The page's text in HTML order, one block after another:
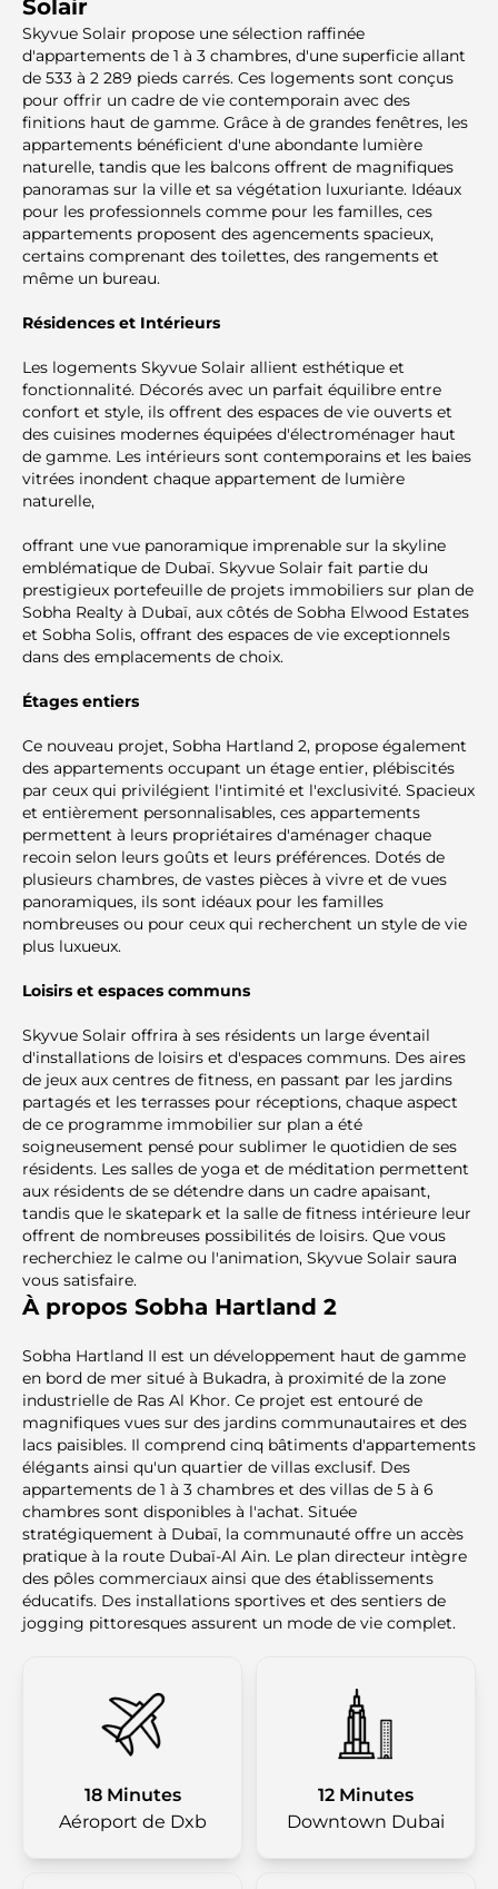
Solair
Skyvue Solair propose une sélection raffinée
d'appartements de 1 à 3 chambres, d'une superficie allant
de 533 à 2 289 pieds carrés. Ces logements sont conçus
pour offrir un cadre de vie contemporain avec des
finitions haut de gamme. Grâce à de grandes fenêtres, les
appartements bénéficient d'une abondante lumière
naturelle, tandis que les balcons offrent de magnifiques
panoramas sur la ville et sa végétation luxuriante. Idéaux
pour les professionnels comme pour les familles, ces
appartements proposent des agencements spacieux,
certains comprenant des toilettes, des rangements et
même un bureau.
Résidences et Intérieurs
Les logements Skyvue Solair allient esthétique et
fonctionnalité. Décorés avec un parfait équilibre entre
confort et style, ils offrent des espaces de vie ouverts et
des cuisines modernes équipées d'électroménager haut
de gamme. Les intérieurs sont contemporains et les baies
vitrées inondent chaque appartement de lumière
naturelle,
offrant une vue panoramique imprenable sur la skyline
emblématique de Dubaï. Skyvue Solair fait partie du
prestigieux portefeuille de projets immobiliers sur plan de
Sobha Realty à Dubaï, aux côtés de Sobha Elwood Estates
et Sobha Solis, offrant des espaces de vie exceptionnels
dans des emplacements de choix.
Étages entiers
Ce nouveau projet, Sobha Hartland 2, propose également
des appartements occupant un étage entier, plébiscités
par ceux qui privilégient l'intimité et l'exclusivité. Spacieux
et entièrement personnalisables, ces appartements
permettent à leurs propriétaires d'aménager chaque
recoin selon leurs goûts et leurs préférences. Dotés de
plusieurs chambres, de vastes pièces à vivre et de vues
panoramiques, ils sont idéaux pour les familles
nombreuses ou pour ceux qui recherchent un style de vie
plus luxueux.
Loisirs et espaces communs
Skyvue Solair offrira à ses résidents un large éventail
d'installations de loisirs et d'espaces communs. Des aires
de jeux aux centres de fitness, en passant par les jardins
partagés et les terrasses pour réceptions, chaque aspect
de ce programme immobilier sur plan a été
soigneusement pensé pour sublimer le quotidien de ses
résidents. Les salles de yoga et de méditation permettent
aux résidents de se détendre dans un cadre apaisant,
tandis que le skatepark et la salle de fitness intérieure leur
offrent de nombreuses possibilités de loisirs. Que vous
recherchiez le calme ou l'animation, Skyvue Solair saura
vous satisfaire.
À propos Sobha Hartland 2
Sobha Hartland II est un développement haut de gamme
en bord de mer situé à Bukadra, à proximité de la zone
industrielle de Ras Al Khor. Ce projet est entouré de
magnifiques vues sur des jardins communautaires et des
lacs paisibles. Il comprend cinq bâtiments d'appartements
élégants ainsi qu'un quartier de villas exclusif. Des
appartements de 1 à 3 chambres et des villas de 5 à 6
chambres sont disponibles à l'achat. Située
stratégiquement à Dubaï, la communauté offre un accès
pratique à la route Dubaï-Al Ain. Le plan directeur intègre
des pôles commerciaux ainsi que des établissements
éducatifs. Des installations sportives et des sentiers de
jogging pittoresques assurent un mode de vie complet.
18 Minutes
Aéroport de Dxb
12 Minutes
Downtown Dubai